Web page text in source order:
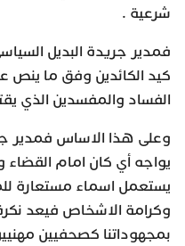
شرعية .
فمدير جريدة البديل
كيد الكائدين وفق ما ينص
الفساد والمفسدين الذي
وعلى هذا الاساس فمدير
يواجه أي كان امام
يستعمل اسماء مستعارة
وكرامة الاشخاص فيعد
بمجهوداتنا كصحفيين